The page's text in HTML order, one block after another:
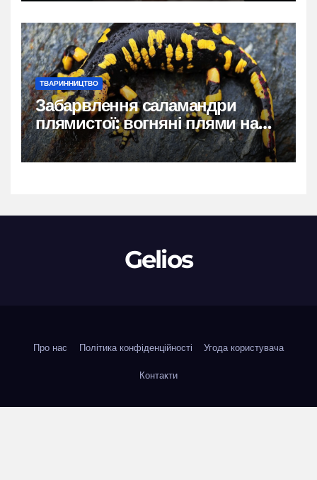
ТВАРИННИЦТВО
Забарвлення саламандри
плямистої: вогняні плями на
чорному тлі
Gelios
Про нас Політика конфіденційності Угода користувача
Контакти